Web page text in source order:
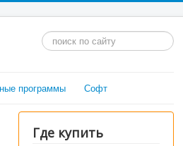
Искать...
программы Софт
Где купить